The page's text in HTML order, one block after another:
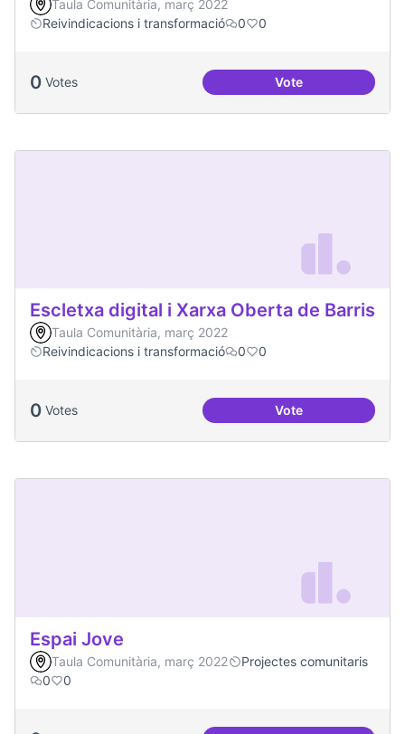
Taula Comunitària, març 2022
Reivindicacions i transformació
0 0
0 Votes VoteEmergència
Escletxa digital i Xarxa Oberta de Barris
Taula Comunitària, març 2022
Reivindicacions i transformació
0 0
0 Votes VoteEscletxa digital i
Espai Jove
Taula Comunitària, març 2022
Projectes comunitaris
0
0